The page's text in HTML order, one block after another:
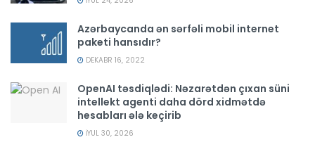
Azərbaycanda ən sərfəli mobil internet
paketi hansıdır?
DEKABR 16, 2022
OpenAI təsdiqlədi: Nəzarətdən çıxan süni
intellekt agenti daha dörd xidmətdə
hesabları ələ keçirib
İYUL 30, 2026